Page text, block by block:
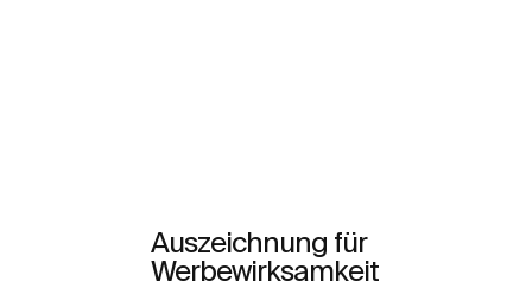
Auszeichnung für
Werbewirksamkeit